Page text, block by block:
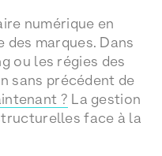
numérique en
marques. Dans
ou les régies des
sans précédent de
? La gestion
face à la